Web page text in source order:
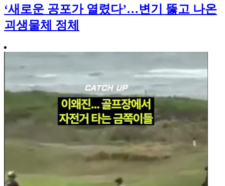
‘새로운 공포가 열렸다’…변기 뚫고 나온
괴생물체 정체